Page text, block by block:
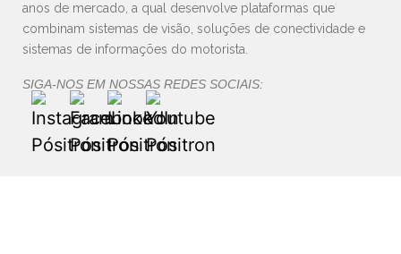
anos de mercado, a qual desenvolve plataformas que
combinam sistemas de visão, soluções de conectividade e
sistemas de informações do motorista.
SIGA-NOS EM NOSSAS REDES SOCIAIS: